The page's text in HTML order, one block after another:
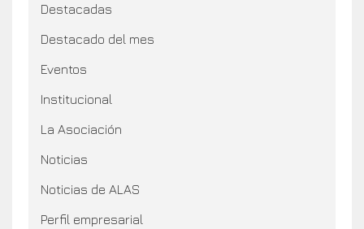
Destacadas
Destacado del mes
Eventos
Institucional
La Asociación
Noticias
Noticias de ALAS
Perfil empresarial